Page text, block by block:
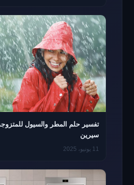
تفسير حلم المطر والسيول
سيرين
11 يونيو، 2025